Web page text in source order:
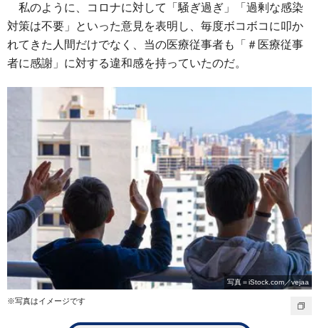
私のように、コロナに対して「騒ぎ過ぎ」「過剰な感染
対策は不要」といった意見を表明し、毎度ボコボコに叩か
れてきた人間だけでなく、当の医療従事者も「＃医療従事
者に感謝」に対する違和感を持っていたのだ。
写真＝iStock.com／vejaa
※写真はイメージです